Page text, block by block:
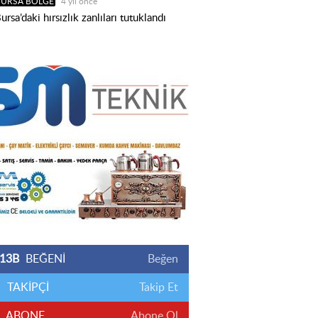
hırsızlık zanlıları tutuklandı
13B BEĞENİ Beğen
TAKİPÇİ Takip Et